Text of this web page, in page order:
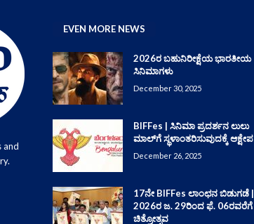
and
EVEN MORE NEWS
2026ರ ಬಹುನಿರೀಕ್ಷೆಯ ಭಾರತೀಯ
ಸಿನಿಮಾಗಳು
December 30, 2025
BIFFes | ಸಿನಿಮಾ ಪ್ರದರ್ಶನ ಲುಲು
ಮಾಲ್‌ಗೆ ಸ್ಥಳಾಂತರಿಸುವುದಕ್ಕೆ ಆಕ್ಷೇಪ
December 26, 2025
17ನೇ BIFFes ಲಾಂಛನ ಬಿಡುಗಡೆ |
2026ರ ಜ. 29ರಿಂದ ಫೆ. 06ರವರೆಗೆ
ಚಿತ್ರೋತ್ಸವ